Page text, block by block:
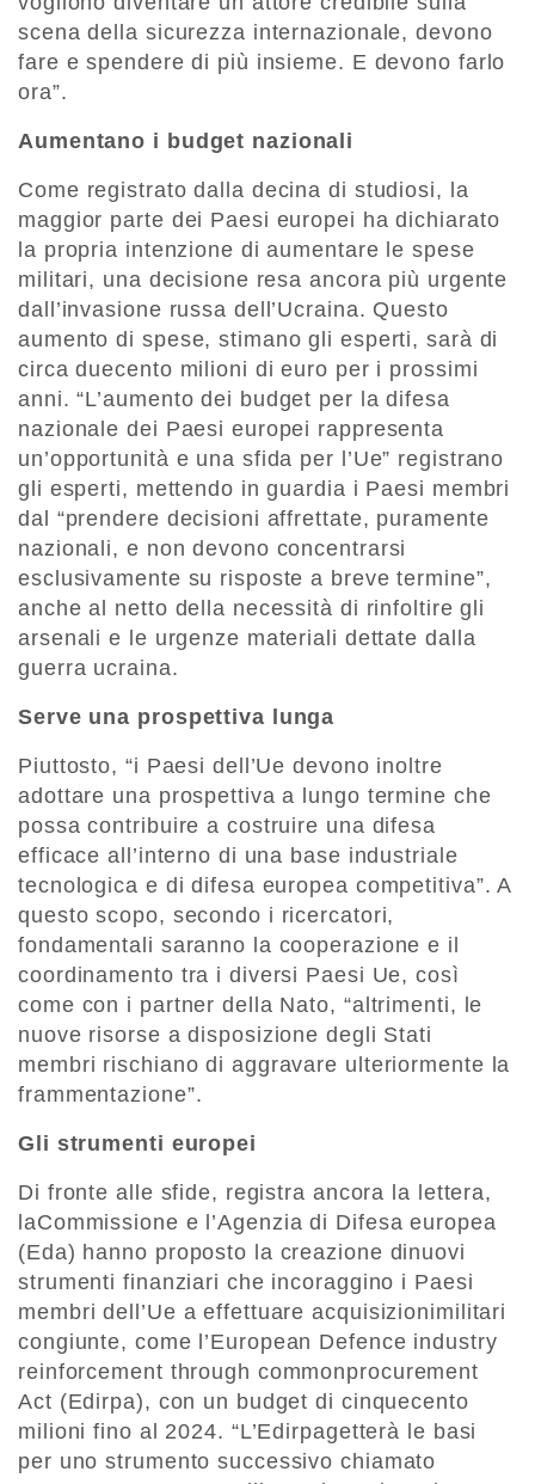
scena della sicurezza internazionale, devono
fare e spendere di più insieme. E devono farlo
ora”.
Aumentano i budget nazionali
Come registrato dalla decina di studiosi, la
maggior parte dei Paesi europei ha dichiarato
la propria intenzione di aumentare le spese
militari, una decisione resa ancora più urgente
dall’invasione russa dell’Ucraina. Questo
aumento di spese, stimano gli esperti, sarà di
circa duecento milioni di euro per i prossimi
anni. “L’aumento dei budget per la difesa
nazionale dei Paesi europei rappresenta
un’opportunità e una sfida per l’Ue” registrano
gli esperti, mettendo in guardia i Paesi membri
dal “prendere decisioni affrettate, puramente
nazionali, e non devono concentrarsi
esclusivamente su risposte a breve termine”,
anche al netto della necessità di rinfoltire gli
arsenali e le urgenze materiali dettate dalla
guerra ucraina.
Serve una prospettiva lunga
Piuttosto, “i Paesi dell’Ue devono inoltre
adottare una prospettiva a lungo termine che
possa contribuire a costruire una difesa
efficace all’interno di una base industriale
tecnologica e di difesa europea competitiva”. A
questo scopo, secondo i ricercatori,
fondamentali saranno la cooperazione e il
coordinamento tra i diversi Paesi Ue, così
come con i partner della Nato, “altrimenti, le
nuove risorse a disposizione degli Stati
membri rischiano di aggravare ulteriormente la
frammentazione”.
Gli strumenti europei
Di fronte alle sfide, registra ancora la lettera,
laCommissione e l’Agenzia di Difesa europea
(Eda) hanno proposto la creazione dinuovi
strumenti finanziari che incoraggino i Paesi
membri dell’Ue a effettuare acquisizionimilitari
congiunte, come l’European Defence industry
reinforcement through commonprocurement
Act (Edirpa), con un budget di cinquecento
milioni fino al 2024. “L’Edirpagetterà le basi
per uno strumento successivo chiamato